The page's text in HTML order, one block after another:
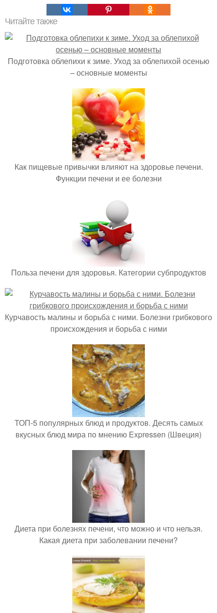
Читайте также
Подготовка облепихи к зиме. Уход за облепихой осенью
– основные моменты
Как пищевые привычки влияют на здоровье печени.
Функции печени и ее болезни
Польза печени для здоровья. Категории субпродуктов
Курчавость малины и борьба с ними. Болезни грибкового
происхождения и борьба с ними
ТОП-5 популярных блюд и продуктов. Десять самых
вкусных блюд мира по мнению Expressen (Швеция)
Диета при болезнях печени, что можно и что нельзя.
Какая диета при заболевании печени?